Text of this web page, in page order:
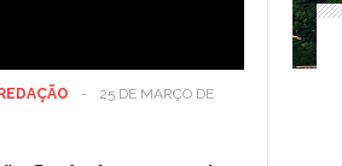
-
25 DE MARÇO DE